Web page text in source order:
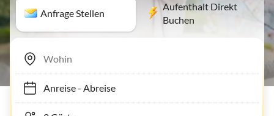
Anfrage Stellen
Aufenthalt Direkt
Buchen
Anreise- Abreise